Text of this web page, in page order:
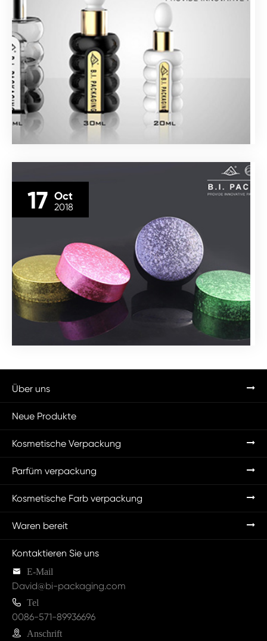
17 Oct
2018
Über uns
Neue Produkte
Kosmetische Verpackung
Parfüm verpackung
Kosmetische Farb verpackung
Waren bereit
Kontaktieren Sie uns
 E-Mail
David@bi-packaging.com
 Tel
0086-571-89936696
 Anschrift